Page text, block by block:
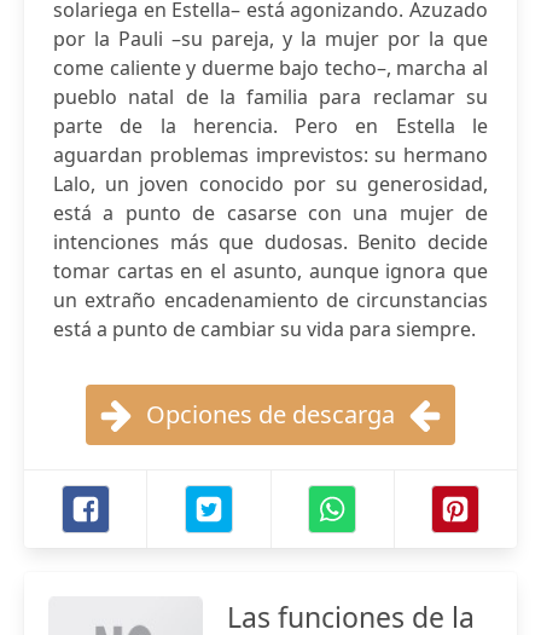
solariega en Estella– está agonizando. Azuzado
por la Pauli –su pareja, y la mujer por la que
come caliente y duerme bajo techo–, marcha al
pueblo natal de la familia para reclamar su
parte de la herencia. Pero en Estella le
aguardan problemas imprevistos: su hermano
Lalo, un joven conocido por su generosidad,
está a punto de casarse con una mujer de
intenciones más que dudosas. Benito decide
tomar cartas en el asunto, aunque ignora que
un extraño encadenamiento de circunstancias
está a punto de cambiar su vida para siempre.
Opciones de descarga
Las funciones de la